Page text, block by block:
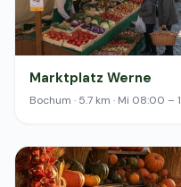
Marktplatz Werne
Bochum · 5.7 km · Mi 08:00